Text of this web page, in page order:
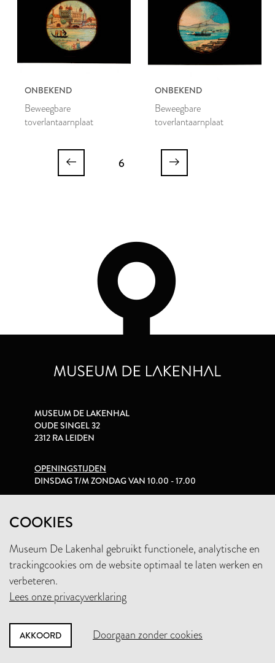
ONBEKEND
Beweegbare
toverlantaarnplaat
ONBEKEND
Beweegbare
toverlantaarnplaat
6
COOKIES
Museum De Lakenhal gebruikt functionele, analytische en
trackingcookies om de website optimaal te laten werken en
verbeteren.
Lees onze privacyverklaring
AKKOORD Doorgaan zonder cookies
MUSEUM DE LAKENHAL
OUDE SINGEL 32
2312 RA LEIDEN
OPENINGSTIJDEN
DINSDAG T/M ZONDAG VAN 10.00 - 17.00
+31 (0)71 5165360
INFO@LAKENHAL.NL
STEUN HET MUSEUM
NIEUWSBRIEF